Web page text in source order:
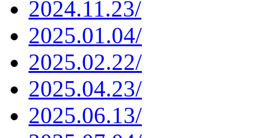
2024.11.23/
2025.01.04/
2025.02.22/
2025.04.23/
2025.06.13/